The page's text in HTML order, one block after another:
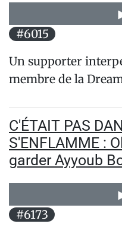
#6015
Un supporter
membre de la
C'ÉTAIT PAS
S'ENFLAMME :
garder Ayyoub
#6173